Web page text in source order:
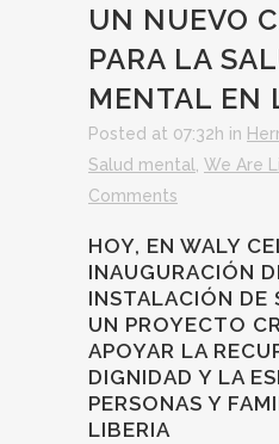
UN NUEVO
PARA LA
MENTAL EN
Posted at 07:32h in
Salud mental
We Are
Comments
HOY, EN WALY
INAUGURACIÓN
INSTALACIÓN DE
UN PROYECTO
APOYAR LA
DIGNIDAD Y LA
PERSONAS Y
LIBERIA